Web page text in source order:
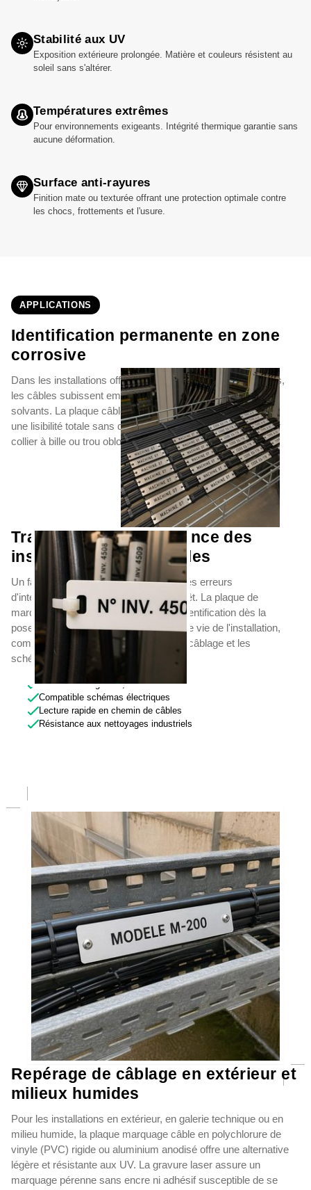
Stabilité aux UV
Exposition extérieure prolongée. Matière et couleurs résistent au
soleil sans s'altérer.
Températures extrêmes
Pour environnements exigeants. Intégrité thermique garantie sans
aucune déformation.
Surface anti-rayures
Finition mate ou texturée offrant une protection optimale contre
les chocs, frottements et l'usure.
APPLICATIONS
Identification permanente en zone
corrosive
Dans les installations offshore, pétrochimiques et chimiques,
les câbles subissent embruns salins, hydrocarbures et
solvants. La plaque câble inox 316L gravée laser conserve
une lisibilité totale sans décollement ni effacement, fixée par
collier à bille ou trou oblong sur câbles de tout diamètre.
Traçabilité et maintenance des
installations industrielles
Un faisceau câblé mal repéré génère des erreurs
d'intervention et allonge les temps d'arrêt. La plaque de
marquage câble électrique structure l'identification dès la
pose et la maintient sur toute la durée de vie de l'installation,
compatible avec les nomenclatures de câblage et les
schémas électriques.
Numérotation gravée, infalsifiable
Compatible schémas électriques
Lecture rapide en chemin de câbles
Résistance aux nettoyages industriels
Repérage de câblage en extérieur et
milieux humides
Pour les installations en extérieur, en galerie technique ou en
milieu humide, la plaque marquage câble en polychlorure de
vinyle (PVC) rigide ou aluminium anodisé offre une alternative
légère et résistante aux UV. La gravure laser assure un
marquage pérenne sans encre ni adhésif susceptible de se